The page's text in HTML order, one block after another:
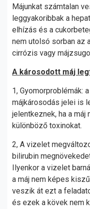
Májunkat számtalan
leggyakoribbak a
elhízás és a
nem utolsó sorban az
cirrózis vagy
A károsodott máj
1, Gyomorproblémák:
májkárosodás jelei is
jelentkeznek, ha a
különböző toxinokat.
2, A vizelet
bilirubin
Ilyenkor a vizelet
a máj nem képes
veszik át ezt a
és ezek a kövek nem